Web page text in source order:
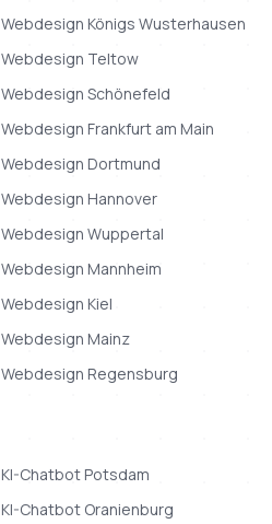
Webdesign Königs Wusterhausen
Webdesign Teltow
Webdesign Schönefeld
Webdesign Frankfurt am Main
Webdesign Dortmund
Webdesign Hannover
Webdesign Wuppertal
Webdesign Mannheim
Webdesign Kiel
Webdesign Mainz
Webdesign Regensburg
KI-ChatbotPotsdam
KI-Chatbot Oranienburg